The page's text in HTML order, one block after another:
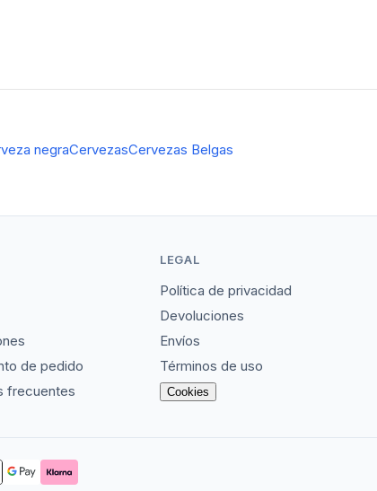
negraCervezasCervezas Belgas
de pedido
frecuentes
LEGAL
Política de privacidad
Devoluciones
Envíos
Términos de uso
Cookies